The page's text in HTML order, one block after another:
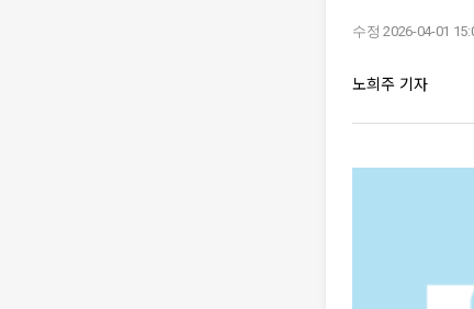
수정 2026-04-01
노희주 기자